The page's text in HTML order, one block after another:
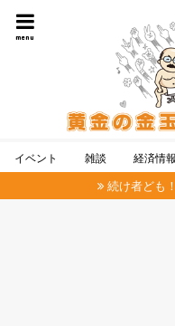
menu
イベント 雑談 経済情報
続け者ども